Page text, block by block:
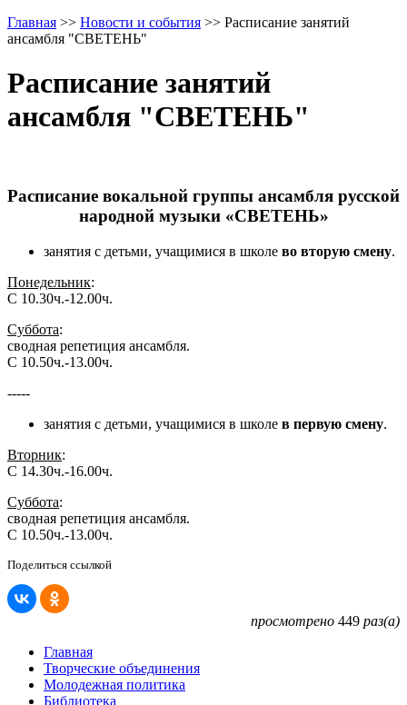
Главная >> Новости и события >> Расписание занятий
ансамбля "СВЕТЕНЬ"
Расписание занятий
ансамбля "СВЕТЕНЬ"
Расписание вокальной группы ансамбля русской
народной музыки «СВЕТЕНЬ»
занятия с детьми, учащимися в школе во вторую смену.
Понедельник:
С 10.30ч.-12.00ч.
Суббота:
сводная репетиция ансамбля.
С 10.50ч.-13.00ч.
-----
занятия с детьми, учащимися в школе в первую смену.
Вторник:
С 14.30ч.-16.00ч.
Суббота:
сводная репетиция ансамбля.
С 10.50ч.-13.00ч.
Поделиться ссылкой
просмотрено 449 раз(а)
Главная
Творческие объединения
Молодежная политика
Библиотека